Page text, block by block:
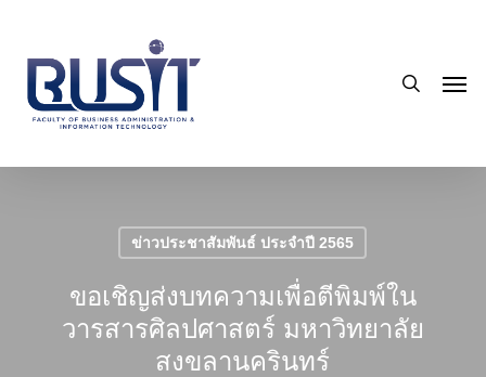
main
content
ข่าวประชาสัมพันธ์ ประจำปี 2565
ขอเชิญส่งบทความเพื่อตีพิมพ์ใน
วารสารศิลปศาสตร์ มหาวิทยาลัย
สงขลานครินทร์